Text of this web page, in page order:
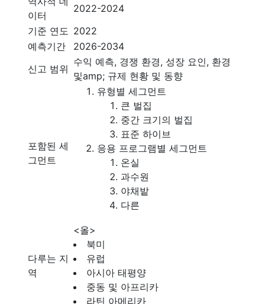
이터
2022-2024
기준 연도 2022
예측기간
2026-2034
신고 범위
수익 예측, 경쟁 환경, 성장 요인, 환경
및amp; 규제 현황 및 동향
포함된 세
그먼트
유형별 세그먼트
큰 벌집
중간 크기의 벌집
표준 하이브
응용 프로그램별 세그먼트
온실
과수원
야채밭
다른
다루는 지
역
<올>
북미
유럽
아시아 태평양
중동 및 아프리카
라틴 아메리카